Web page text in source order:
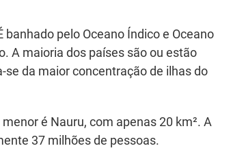
pelo Oceano Índico e Oceano
A maioria dos países são ou estão
se da maior concentração de ilhas do
é Nauru, com apenas 20 km². A
37 milhões de pessoas.